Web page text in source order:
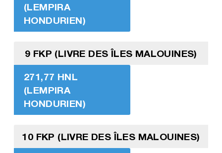
(LEMPIRA
HONDURIEN)
9 FKP (LIVRE DES ÎLES MALOUINES)
271,77 HNL
(LEMPIRA
HONDURIEN)
10 FKP (LIVRE DES ÎLES MALOUINES)